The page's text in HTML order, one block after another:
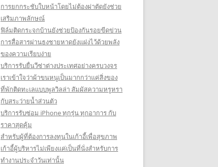
การยกกระชับใบหน้าโดยไม่ต้องผ่าตัดยังช่วย
เสริมภาพลักษณ์
ฟิล์มติดกระจกบ้านยังช่วยป้องกันรอยขีดข่วน
การสื่อสารผ่านธงชายหาดยังแฝงไว้ด้วยพลัง
ของความเรียบง่าย
บริการรับยื่นวีซ่าต่างประเทศอย่างครบวงจร
เราเข้าใจว่าผ้าขนหนูเป็นมากกว่าแค่สิ่งของ
ที่พักติดทะเลแบบพูลวิลล่า สัมผัสความหรูหรา
กับสระว่ายน้ำส่วนตัว
บริการรับซ่อม iPhone ทุกรุ่น ทุกอาการ กับ
ราคาสุดคุ้ม
สำหรับผู้ที่ต้องการลงทุนในเก้าอี้เพื่อสุขภาพ
เก้าอี้ผู้บริหารไม่เพียงแค่เป็นที่นั่งสำหรับการ
ทำงานประจำวันเท่านั้น